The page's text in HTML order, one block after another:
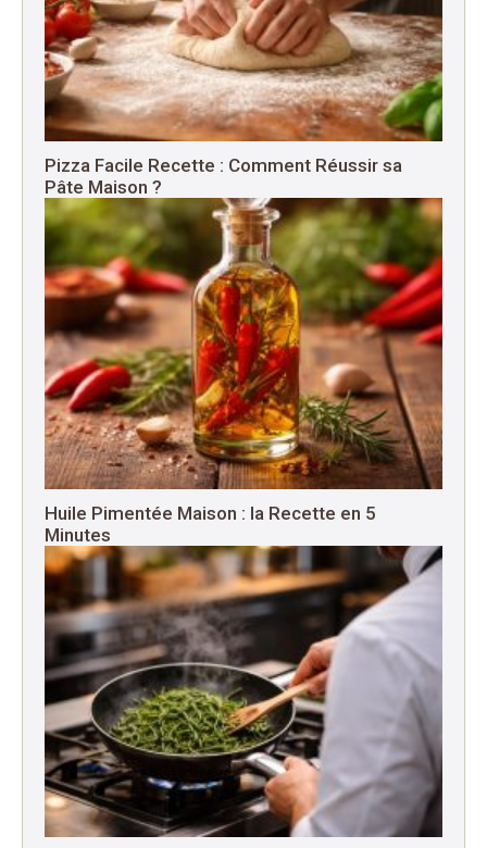
Pizza Facile Recette : Comment Réussir sa
Pâte Maison ?
Huile Pimentée Maison : la Recette en 5
Minutes